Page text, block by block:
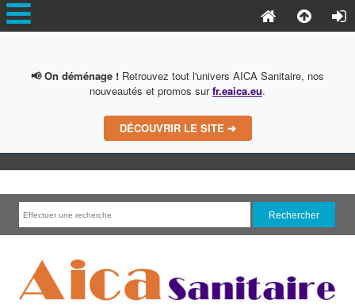
📢 On déménage ! Retrouvez tout l'univers AICA Sanitaire, nos
nouveautés et promos surfr.eaica.eu.
DÉCOUVRIR LE SITE ➔